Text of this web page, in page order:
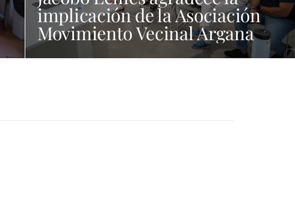
implicación de la Asociación
Movimiento Vecinal Argana
Viva en la lucha contra los